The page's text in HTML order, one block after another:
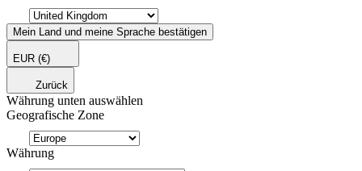
Mein Land und meine Sprache bestätigen
EUR (€)
Zurück
Währung unten auswählen
Geografische Zone
Währung